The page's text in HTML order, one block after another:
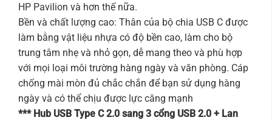
HP Pavilion và hơn thế nữa.
Bền và chất lượng cao: Thân của bộ chia USB C được
làm bằng vật liệu nhựa có độ bền cao, làm cho bộ
trung tâm nhẹ và nhỏ gọn, dễ mang theo và phù hợp
với mọi loại môi trường hàng ngày và văn phòng. Cáp
chống mài mòn đủ chắc chắn để bạn sử dụng hàng
ngày và có thể chịu được lực căng mạnh
*** Hub USB Type C 2.0 sang 3 cổng USB 2.0 + Lan